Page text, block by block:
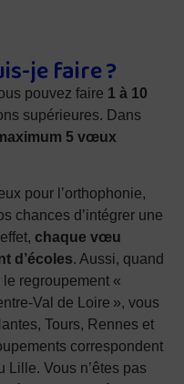
je faire ?
pouvez faire 1 à 10
supérieures. Dans
5 vœux
pour l’orthophonie,
chances d’intégrer une
chaque vœu
d’écoles. Aussi, quand
regroupement «
Val de Loire », vous
Tours, Rennes et
correspondent
Lille. Vous n’êtes pas